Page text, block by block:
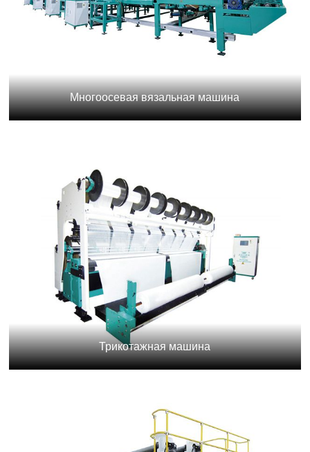
Многоосевая вязальная машина
Трикотажная машина